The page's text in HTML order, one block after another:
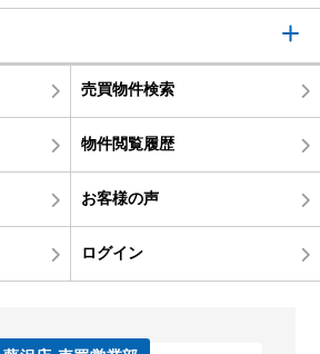
売買物件検索
物件閲覧履歴
お客様の声
ログイン